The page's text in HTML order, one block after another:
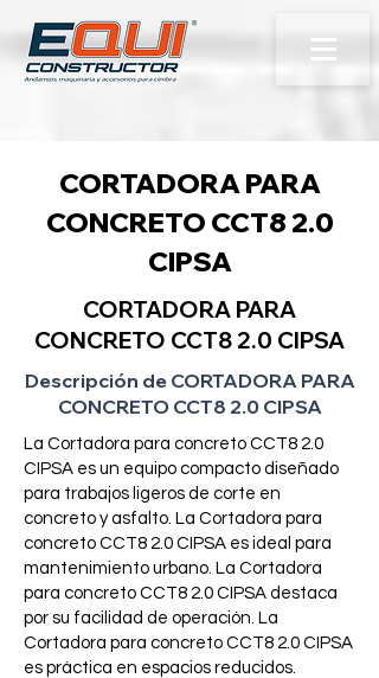
CORTADORA PARA
CONCRETO CCT8 2.0
CIPSA
CORTADORA PARA
CONCRETO CCT8 2.0 CIPSA
Descripción de CORTADORA PARA
CONCRETO CCT8 2.0 CIPSA
La Cortadora para concreto CCT8 2.0
CIPSA es un equipo compacto diseñado
para trabajos ligeros de corte en
concreto y asfalto. La Cortadora para
concreto CCT8 2.0 CIPSA es ideal para
mantenimiento urbano. La Cortadora
para concreto CCT8 2.0 CIPSA destaca
por su facilidad de operación. La
Cortadora para concreto CCT8 2.0 CIPSA
es práctica en espacios reducidos.